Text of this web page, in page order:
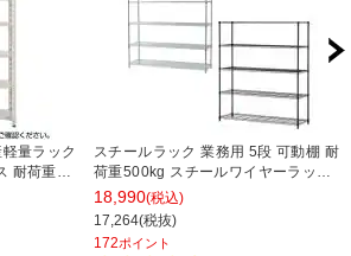
量ラック
耐荷重
行462×
チールシ
ク 収納ラ
スチールラック 業務用 5段 可動棚 耐
荷重500kg スチールワイヤーラック
シェルゴ 幅1515×奥行460×高さ
1740mm
18,990(税込)
17,264(税抜)
172ポイント